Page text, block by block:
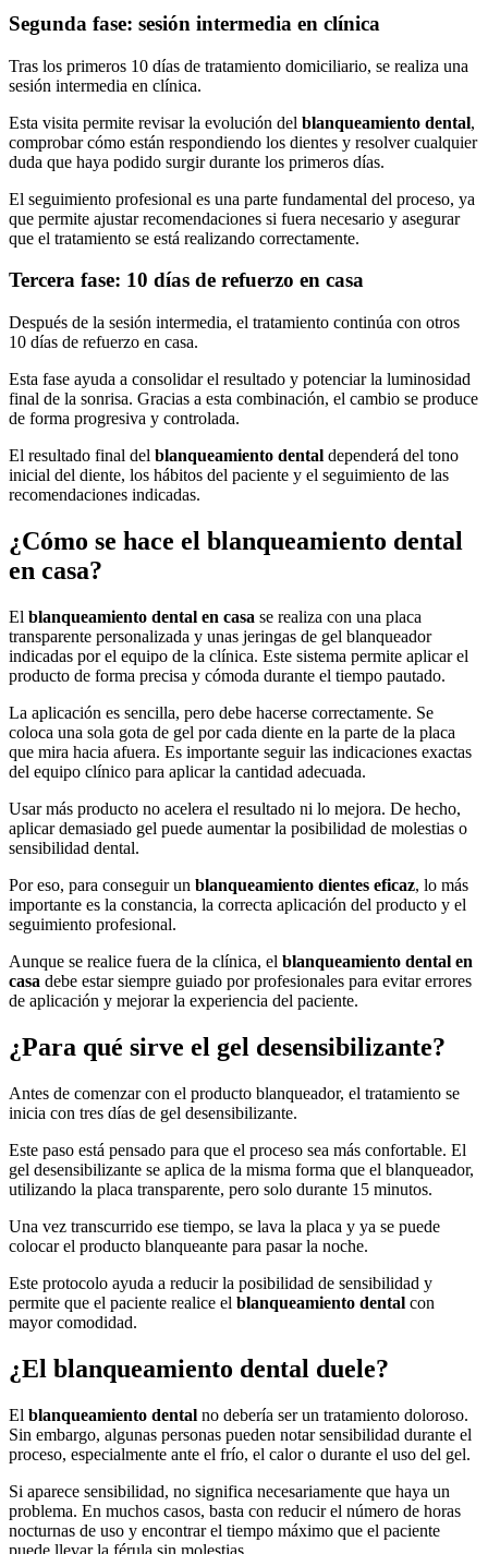
Segunda fase: sesión intermedia en clínica
Tras los primeros 10 días de tratamiento domiciliario, se realiza una
sesión intermedia en clínica.
Esta visita permite revisar la evolución del blanqueamiento dental,
comprobar cómo están respondiendo los dientes y resolver cualquier
duda que haya podido surgir durante los primeros días.
El seguimiento profesional es una parte fundamental del proceso, ya
que permite ajustar recomendaciones si fuera necesario y asegurar
que el tratamiento se está realizando correctamente.
Tercera fase: 10 días de refuerzo en casa
Después de la sesión intermedia, el tratamiento continúa con otros
10 días de refuerzo en casa.
Esta fase ayuda a consolidar el resultado y potenciar la luminosidad
final de la sonrisa. Gracias a esta combinación, el cambio se produce
de forma progresiva y controlada.
El resultado final del blanqueamiento dental dependerá del tono
inicial del diente, los hábitos del paciente y el seguimiento de las
recomendaciones indicadas.
¿Cómo se hace el blanqueamiento dental
en casa?
El blanqueamiento dental en casa se realiza con una placa
transparente personalizada y unas jeringas de gel blanqueador
indicadas por el equipo de la clínica. Este sistema permite aplicar el
producto de forma precisa y cómoda durante el tiempo pautado.
La aplicación es sencilla, pero debe hacerse correctamente. Se
coloca una sola gota de gel por cada diente en la parte de la placa
que mira hacia afuera. Es importante seguir las indicaciones exactas
del equipo clínico para aplicar la cantidad adecuada.
Usar más producto no acelera el resultado ni lo mejora. De hecho,
aplicar demasiado gel puede aumentar la posibilidad de molestias o
sensibilidad dental.
Por eso, para conseguir un blanqueamiento dientes eficaz, lo más
importante es la constancia, la correcta aplicación del producto y el
seguimiento profesional.
Aunque se realice fuera de la clínica, el blanqueamiento dental en
casa debe estar siempre guiado por profesionales para evitar errores
de aplicación y mejorar la experiencia del paciente.
¿Para qué sirve el gel desensibilizante?
Antes de comenzar con el producto blanqueador, el tratamiento se
inicia con tres días de gel desensibilizante.
Este paso está pensado para que el proceso sea más confortable. El
gel desensibilizante se aplica de la misma forma que el blanqueador,
utilizando la placa transparente, pero solo durante 15 minutos.
Una vez transcurrido ese tiempo, se lava la placa y ya se puede
colocar el producto blanqueante para pasar la noche.
Este protocolo ayuda a reducir la posibilidad de sensibilidad y
permite que el paciente realice el blanqueamiento dental con
mayor comodidad.
¿El blanqueamiento dental duele?
El blanqueamiento dental no debería ser un tratamiento doloroso.
Sin embargo, algunas personas pueden notar sensibilidad durante el
proceso, especialmente ante el frío, el calor o durante el uso del gel.
Si aparece sensibilidad, no significa necesariamente que haya un
problema. En muchos casos, basta con reducir el número de horas
nocturnas de uso y encontrar el tiempo máximo que el paciente
puede llevar la férula sin molestias.